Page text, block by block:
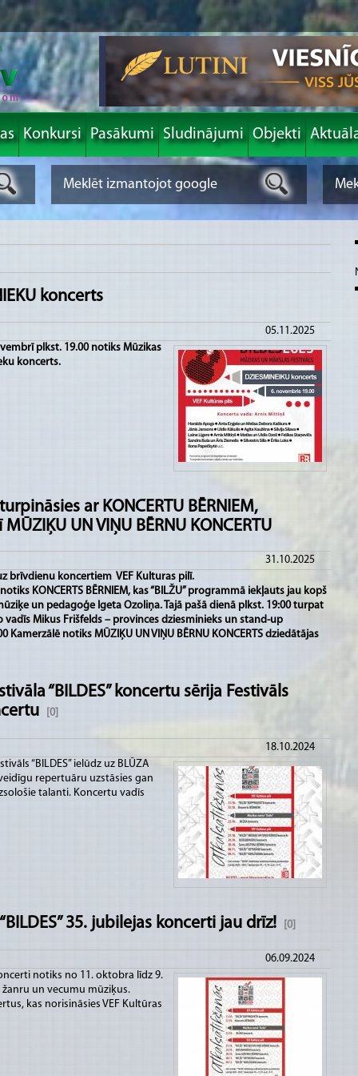
Konkursi Pasākumi Sludinājumi Objekti
koncerts
05.11.2025
plkst. 19.00 notiks Mūzikas
koncerts.
ar KONCERTU BĒRNIEM,
UN VIŅU BĒRNU KONCERTU
31.10.2025
brīvdienu koncertiem VEF Kulturas pilī.
KONCERTS BĒRNIEM, kas “BILŽU” programmā iekļauts jau kopš
un pedagoģe Igeta Ozoliņa. Tajā pašā dienā plkst. 19:00 turpat
vadīs Mikus Frišfelds – provinces dziesminieks un stand-up
notiks MŪZIĶU UN VIŅU BĒRNU KONCERTS dziedātājas
“BILDES” koncertu sērija Festivāls
[0]
18.10.2024
“BILDES” ielūdz uz BLŪZA
repertuāru uzstāsies gan
talanti. Koncertu vadīs
35. jubilejas koncerti jau drīz! [0]
06.09.2024
notiks no 11. oktobra līdz 9.
un vecumu mūziķus.
kas norisināsies VEF Kultūras